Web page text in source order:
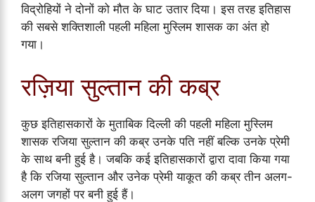
विद्रोहियों ने दोनों को मौत के घाट उतार दिया। इस तरह इतिहास
की सबसे शक्तिशाली पहली महिला मुस्लिम शासक का अंत हो
गया।
रज़िया सुल्तान की कब्र
कुछ इतिहासकारों के मुताबिक दिल्ली की पहली महिला मुस्लिम
शासक रजिया सुल्तान की कब्र उनके पति नहीं बल्कि उनके प्रेमी
के साथ बनी हुई है। जबकि कई इतिहासकारों द्वारा दावा किया गया
है कि रजिया सुल्तान और उनेक प्रेमी याकूत की कब्र तीन अलग-
अलग जगहों पर बनी हुई हैं।